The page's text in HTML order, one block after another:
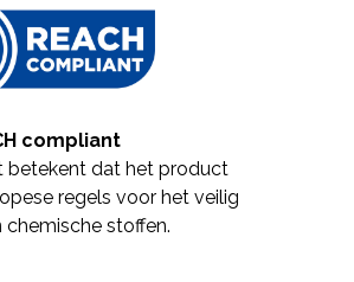
compliant
betekent dat het product
regels voor het veilig
chemische stoffen.